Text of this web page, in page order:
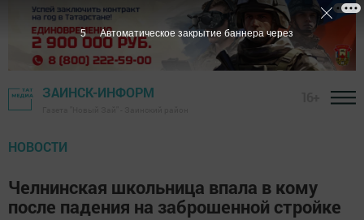
ЗАИНСК-ИНФОРМ
НОВОСТИ
Челнинская школьница впала в кому
после падения на заброшенной стройке
5 Автоматическое закрытие баннера через